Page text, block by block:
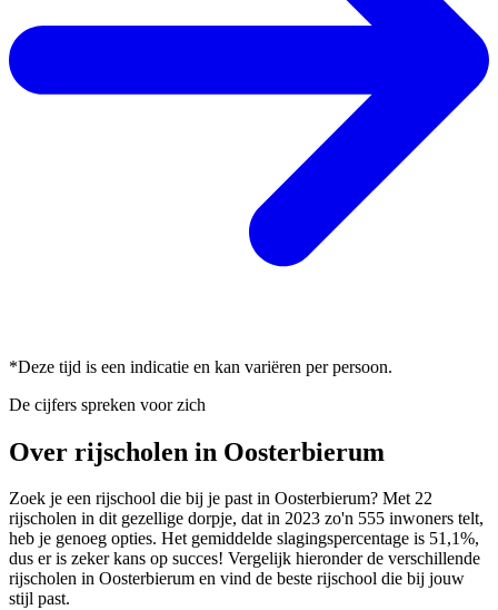
*Deze tijd is een indicatie en kan variëren per persoon.
De cijfers spreken voor zich
Over rijscholen in Oosterbierum
Zoek je een rijschool die bij je past in Oosterbierum? Met 22
rijscholen in dit gezellige dorpje, dat in 2023 zo'n 555 inwoners telt,
heb je genoeg opties. Het gemiddelde slagingspercentage is 51,1%,
dus er is zeker kans op succes! Vergelijk hieronder de verschillende
rijscholen in Oosterbierum en vind de beste rijschool die bij jouw
stijl past.